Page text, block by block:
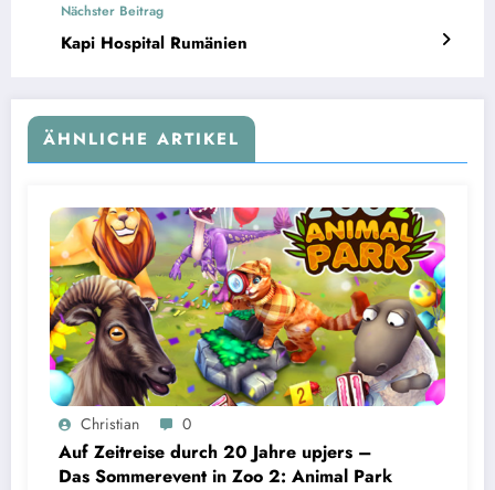
Nächster Beitrag
Kapi Hospital Rumänien
ÄHNLICHE ARTIKEL
Christian 0
Auf Zeitreise durch 20 Jahre upjers –
Das Sommerevent in Zoo 2: Animal Park